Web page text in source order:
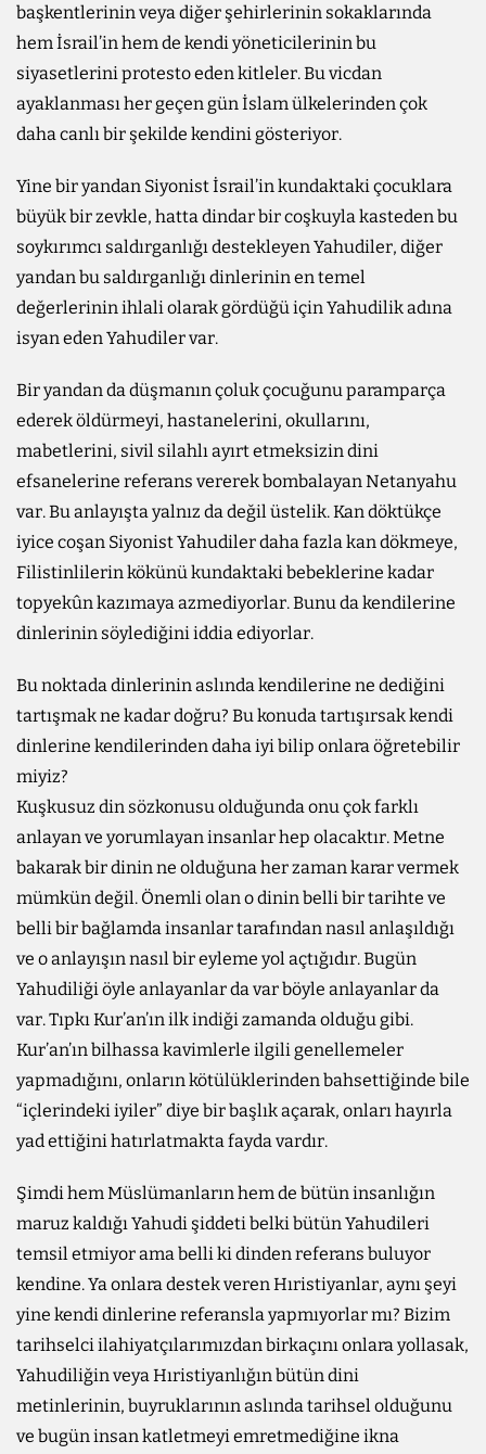
başkentlerinin veya diğer şehirlerinin sokaklarında
hem İsrail’in hem de kendi yöneticilerinin bu
siyasetlerini protesto eden kitleler. Bu vicdan
ayaklanması her geçen gün İslam ülkelerinden çok
daha canlı bir şekilde kendini gösteriyor.
Yine bir yandan Siyonist İsrail’in kundaktaki çocuklara
büyük bir zevkle, hatta dindar bir coşkuyla kasteden bu
soykırımcı saldırganlığı destekleyen Yahudiler, diğer
yandan bu saldırganlığı dinlerinin en temel
değerlerinin ihlali olarak gördüğü için Yahudilik adına
isyan eden Yahudiler var.
Bir yandan da düşmanın çoluk çocuğunu paramparça
ederek öldürmeyi, hastanelerini, okullarını,
mabetlerini, sivil silahlı ayırt etmeksizin dini
efsanelerine referans vererek bombalayan Netanyahu
var. Bu anlayışta yalnız da değil üstelik. Kan döktükçe
iyice coşan Siyonist Yahudiler daha fazla kan dökmeye,
Filistinlilerin kökünü kundaktaki bebeklerine kadar
topyekûn kazımaya azmediyorlar. Bunu da kendilerine
dinlerinin söylediğini iddia ediyorlar.
Bu noktada dinlerinin aslında kendilerine ne dediğini
tartışmak ne kadar doğru? Bu konuda tartışırsak kendi
dinlerine kendilerinden daha iyi bilip onlara öğretebilir
miyiz?
Kuşkusuz din sözkonusu olduğunda onu çok farklı
anlayan ve yorumlayan insanlar hep olacaktır. Metne
bakarak bir dinin ne olduğuna her zaman karar vermek
mümkün değil. Önemli olan o dinin belli bir tarihte ve
belli bir bağlamda insanlar tarafından nasıl anlaşıldığı
ve o anlayışın nasıl bir eyleme yol açtığıdır. Bugün
Yahudiliği öyle anlayanlar da var böyle anlayanlar da
var. Tıpkı Kur’an’ın ilk indiği zamanda olduğu gibi.
Kur’an’ın bilhassa kavimlerle ilgili genellemeler
yapmadığını, onların kötülüklerinden bahsettiğinde bile
“içlerindeki iyiler” diye bir başlık açarak, onları hayırla
yad ettiğini hatırlatmakta fayda vardır.
Şimdi hem Müslümanların hem de bütün insanlığın
maruz kaldığı Yahudi şiddeti belki bütün Yahudileri
temsil etmiyor ama belli ki dinden referans buluyor
kendine. Ya onlara destek veren Hıristiyanlar, aynı şeyi
yine kendi dinlerine referansla yapmıyorlar mı? Bizim
tarihselci ilahiyatçılarımızdan birkaçını onlara yollasak,
Yahudiliğin veya Hıristiyanlığın bütün dini
metinlerinin, buyruklarının aslında tarihsel olduğunu
ve bugün insan katletmeyi emretmediğine ikna